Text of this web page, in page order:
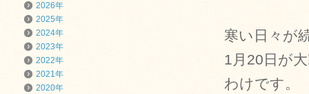
2026年
2025年
2024年
2023年
2022年
2021年
2020年
寒い日々が
1月20日が
わけです。